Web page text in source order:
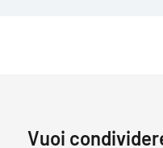
Vuoi